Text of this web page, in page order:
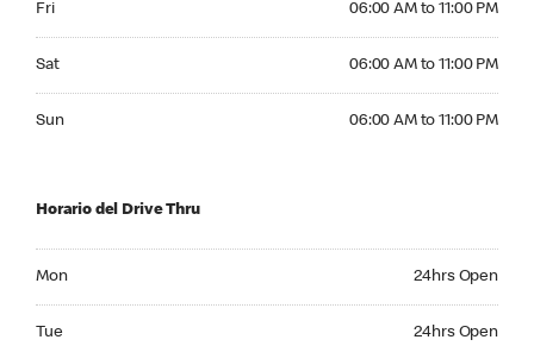
Fri 06:00 AM to 11:00 PM
Sat 06:00 AM to 11:00 PM
Sun 06:00 AM to 11:00 PM
Horario del Drive Thru
Mon 24hrs Open
Tue 24hrs Open